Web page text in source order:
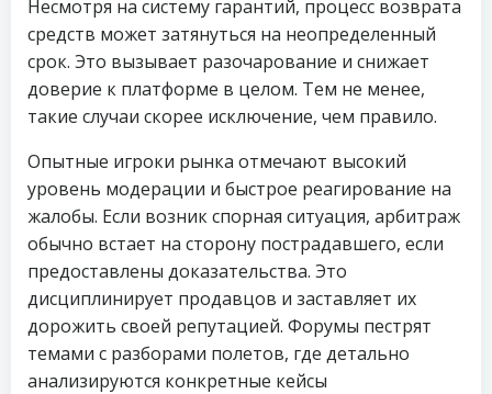
Несмотря на систему гарантий, процесс возврата
средств может затянуться на неопределенный
срок. Это вызывает разочарование и снижает
доверие к платформе в целом. Тем не менее,
такие случаи скорее исключение, чем правило.
Опытные игроки рынка отмечают высокий
уровень модерации и быстрое реагирование на
жалобы. Если возник спорная ситуация, арбитраж
обычно встает на сторону пострадавшего, если
предоставлены доказательства. Это
дисциплинирует продавцов и заставляет их
дорожить своей репутацией. Форумы пестрят
темами с разборами полетов, где детально
анализируются конкретные кейсы